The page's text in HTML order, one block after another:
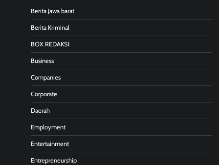
Berita Jawa barat
Berita Kriminal
BOX REDAKSI
Business
Companies
Corporate
Daerah
Employment
Entertainment
Entrepreneurship